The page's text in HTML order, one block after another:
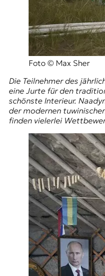
Foto © Max Sher
Die Teilnehmer des
eine Jurte für den
schönste Interieur.
der modernen
finden vielerlei